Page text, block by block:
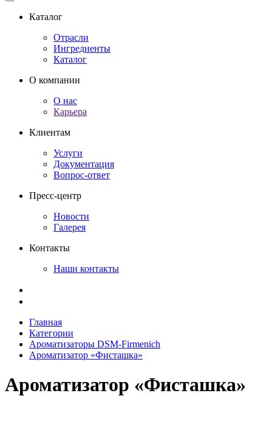
Каталог
Отрасли
Ингредиенты
Каталог
О компании
О нас
Карьера
Клиентам
Услуги
Документация
Вопрос-ответ
Пресс-центр
Новости
Галерея
Контакты
Наши контакты
Главная
Категории
Ароматизаторы DSM-Firmenich
Ароматизатор «Фисташка»
Ароматизатор «Фисташка»